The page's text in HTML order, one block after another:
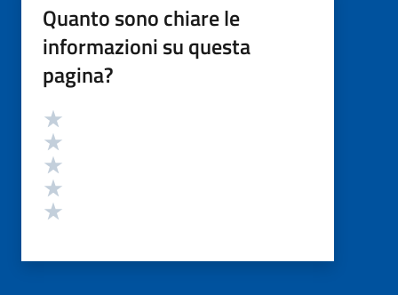
Quanto sono chiare le
informazioni su questa
pagina?
Valutazione